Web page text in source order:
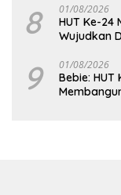
8 01/08/2026
HUT Ke-24
Wujudkan
9 01/08/2026
Bebie: